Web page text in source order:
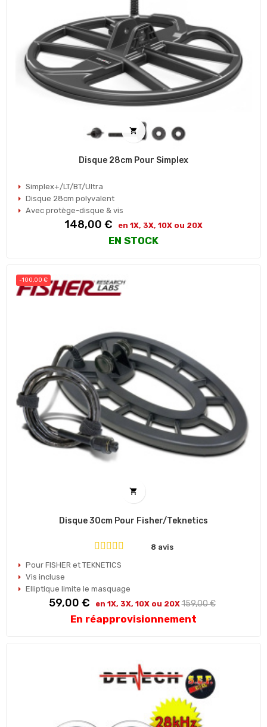

Disque 28cm Pour Simplex
Simplex+/LT/BT/Ultra
Disque 28cm polyvalent
Avec protège-disque & vis
Prix
148,00 € en 1X, 3X, 10X ou 20X
EN STOCK
-100,00 €

Disque 30cm Pour Fisher/Teknetics
8 avis
Pour FISHER et TEKNETICS
Vis incluse
Elliptique limite le masquage
Prix
59,00 € en 1X, 3X, 10X ou 20X Prix
habituel
159,00 €
En réapprovisionnement